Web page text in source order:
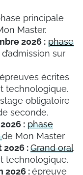
principale
Master.
2026 : phase
d’admission sur
épreuves écrites
technologique.
stage obligatoire
seconde.
: phase
de Mon Master
:Grand oral
technologique.
2026 :épreuve